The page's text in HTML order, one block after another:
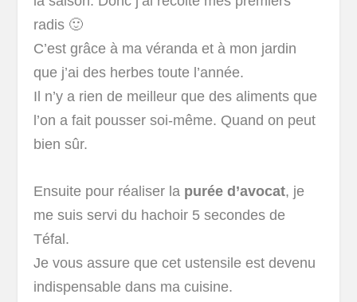
radis 🙂
C’est grâce à ma véranda et à mon jardin
que j’ai des herbes toute l’année.
Il n’y a rien de meilleur que des aliments que
l’on a fait pousser soi-même. Quand on peut
bien sûr.
Ensuite pour réaliser la purée d’avocat, je
me suis servi du hachoir 5 secondes de
Téfal.
Je vous assure que cet ustensile est devenu
indispensable dans ma cuisine.